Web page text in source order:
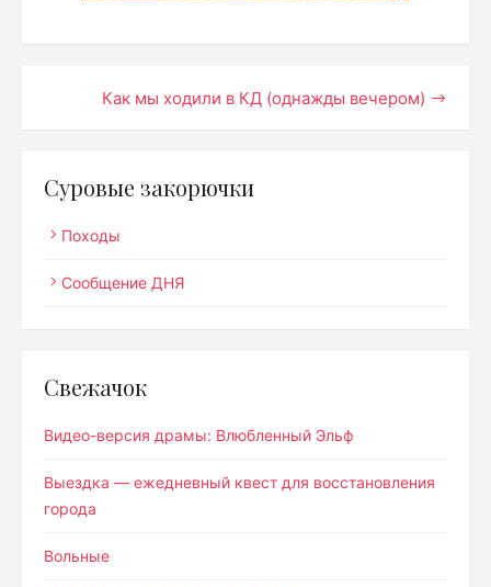
Навигация
записям
Как мы ходили в КД (однажды вечером)
Суровые закорючки
Походы
Сообщение ДНЯ
Свежачок
Видео-версия драмы: Влюбленный Эльф
Выездка — ежедневный квест для восстановления
города
Вольные